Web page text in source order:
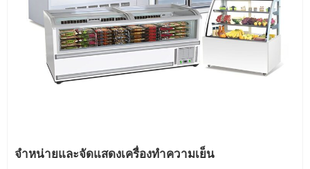
จำหน่ายและจัดแสดงเครื่องทำความเย็น